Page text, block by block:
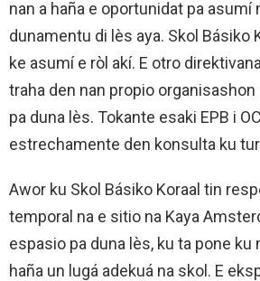
nan a haña e oportunidat pa asumí
dunamentu di lès aya. Skol Básiko
ke asumí e ròl akí. E otro
traha den nan propio organisashon
pa duna lès. Tokante esaki EPB i
estrechamente den konsulta ku
Awor ku Skol Básiko Koraal tin
temporal na e sitio na Kaya
espasio pa duna lès, ku ta pone ku
haña un lugá adekuá na skol. E